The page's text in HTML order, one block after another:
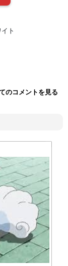
ト
のコメントを見る